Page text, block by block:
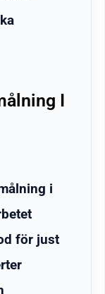
I
i
för just